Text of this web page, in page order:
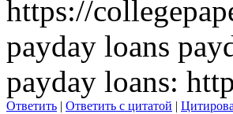
https://
payday loans
payday loans:
Ответить | Ответить с цитатой |